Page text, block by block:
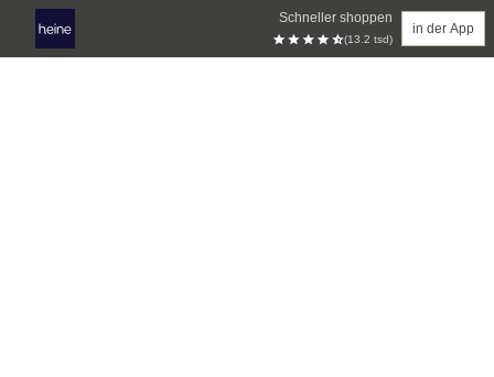
Schneller shoppen
(13.2 tsd)
in der App